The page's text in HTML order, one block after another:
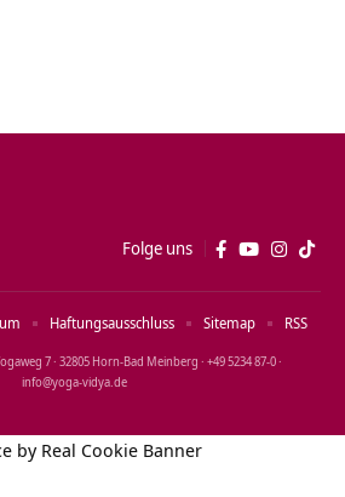
Folge uns
7 · 32805 Horn‑Bad Meinberg · +49 5234 87‑0 ·
info@yoga‑vidya.de
Haftungsausschluss Sitemap RSS
by Real Cookie Banner